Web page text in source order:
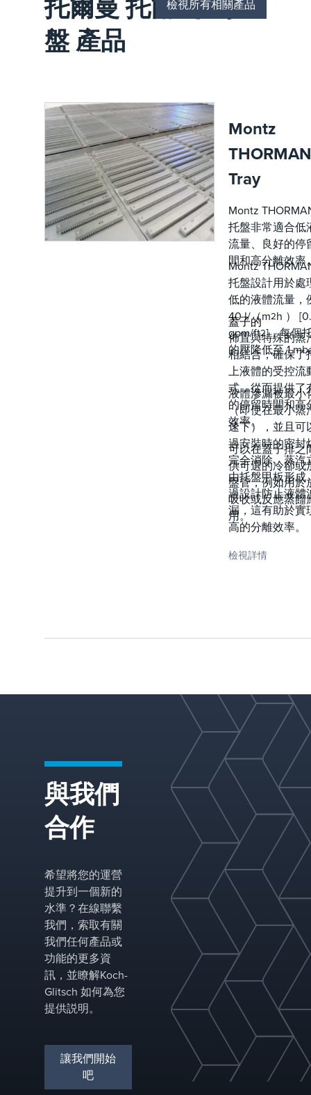
盤 產品
檢視所有相關產品
Montz
Tray
Montz
托盤非常適合低
流量、良好的停
間和高分離效率
Montz
托盤設計用於處
低的液體流量，
40 l/（m2h ）
gpm/ft2]，每個
的壓降低至 1
蓋子的
佈置與特殊的蒸
相結合，確保了
上液體的受控流
式，從而提供了
的停留時間和高
效率。
液體滲漏被最小
（即使在最小蒸
速下），並且可
過安裝時的密封
完全消除。蒸汽
由托盤甲板形成
過設計防止液體
漏，這有助於實
高的分離效率。
可以在蓋子排之
供可選的冷卻或
盤管，例如用於
吸收或反應蒸餾
用。
檢視詳情
與我們
合作
希望將您的運營
提升到一個新的
水準？在線聯繫
我們，索取有關
我們任何產品或
功能的更多資
訊，並瞭解Koch-
Glitsch 如何為您
提供説明。
讓我們開始
吧